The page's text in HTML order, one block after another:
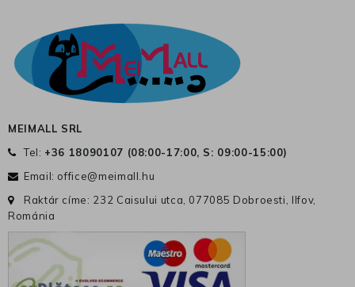
MEIMALL SRL
Tel: +36 18090107 (08:00-17:00, S: 09:00-15:00)
Email: office@meimall.hu
Raktár címe: 232 Caisului utca, 077085 Dobroesti, Ilfov,
Románia